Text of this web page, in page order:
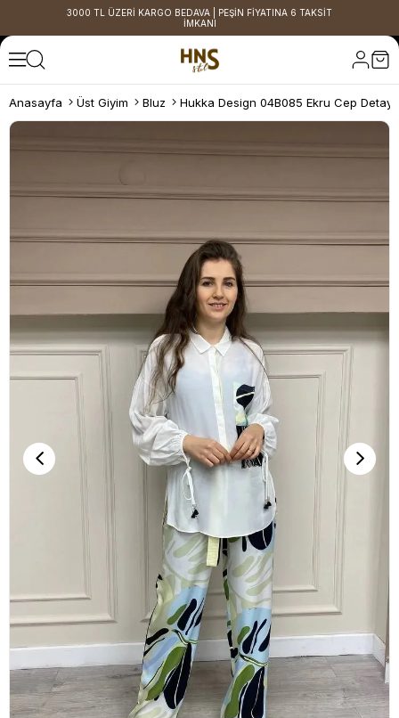
3000 TL ÜZERİ KARGO BEDAVA | PEŞİN FİYATINA 6 TAKSİT
İMKANI
Anasayfa Üst Giyim Bluz Hukka Design 04B085 Ekru Cep